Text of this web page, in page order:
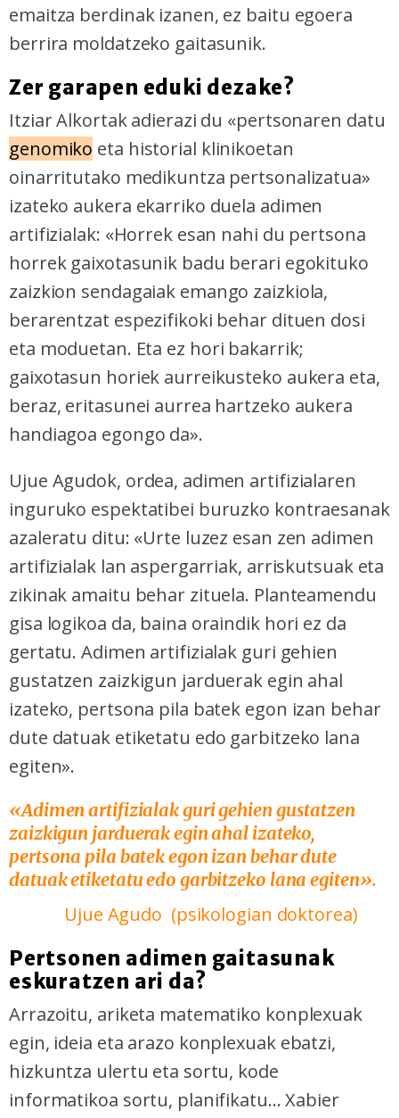
emaitza berdinak izanen, ez baitu egoera
berrira moldatzeko gaitasunik.
Zer garapen eduki dezake?
Itziar Alkortak adierazi du «pertsonaren datu
genomiko eta historial klinikoetan
oinarritutako medikuntza pertsonalizatua»
izateko aukera ekarriko duela adimen
artifizialak: «Horrek esan nahi du pertsona
horrek gaixotasunik badu berari egokituko
zaizkion sendagaiak emango zaizkiola,
berarentzat espezifikoki behar dituen dosi
eta moduetan. Eta ez hori bakarrik;
gaixotasun horiek aurreikusteko aukera eta,
beraz, eritasunei aurrea hartzeko aukera
handiagoa egongo da».
Ujue Agudok, ordea, adimen artifizialaren
inguruko espektatibei buruzko kontraesanak
azaleratu ditu: «Urte luzez esan zen adimen
artifizialak lan aspergarriak, arriskutsuak eta
zikinak amaitu behar zituela. Planteamendu
gisa logikoa da, baina oraindik hori ez da
gertatu. Adimen artifizialak guri gehien
gustatzen zaizkigun jarduerak egin ahal
izateko, pertsona pila batek egon izan behar
dute datuak etiketatu edo garbitzeko lana
egiten».
«Adimen artifizialak guri gehien gustatzen
zaizkigun jarduerak egin ahal izateko,
pertsona pila batek egon izan behar dute
datuak etiketatu edo garbitzeko lana egiten».
Ujue Agudo (psikologian doktorea)
Pertsonen adimen gaitasunak
eskuratzen ari da?
Arrazoitu, ariketa matematiko konplexuak
egin, ideia eta arazo konplexuak ebatzi,
hizkuntza ulertu eta sortu, kode
informatikoa sortu, planifikatu... Xabier